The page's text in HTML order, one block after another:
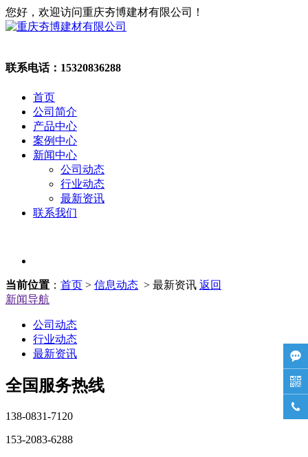
您好，欢迎访问重庆夯博建材有限公司！
联系电话： 15320836288
首页
公司简介
产品中心
案例中心
新闻中心
公司动态
行业动态
最新资讯
联系我们
当前位置 ： 首页 > 信息动态 > 最新资讯 返回
新闻导航
公司动态
行业动态
最新资讯
全国服务热线
138-0831-7120
153-2083-6288


